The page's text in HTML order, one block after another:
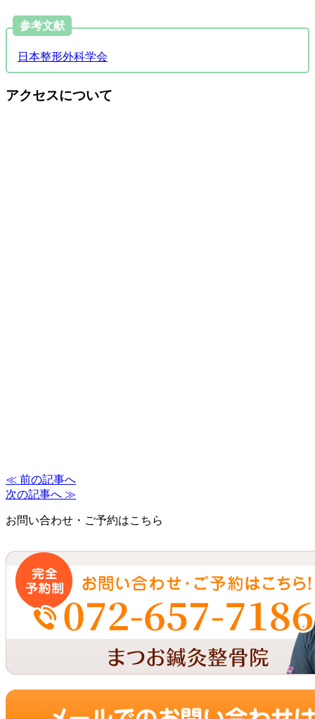
参考文献
日本整形外科学会
アクセスについて
≪ 前の記事へ
次の記事へ ≫
お問い合わせ・ご予約はこちら